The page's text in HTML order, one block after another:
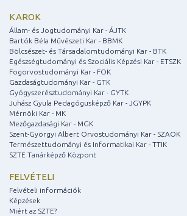
KAROK
Állam- és Jogtudományi Kar - ÁJTK
Bartók Béla Művészeti Kar - BBMK
Bölcsészet- és Társadalomtudományi Kar - BTK
Egészségtudományi és Szociális Képzési Kar - ETSZK
Fogorvostudományi Kar - FOK
Gazdaságtudományi Kar - GTK
Gyógyszerésztudományi Kar - GYTK
Juhász Gyula Pedagógusképző Kar - JGYPK
Mérnöki Kar - MK
Mezőgazdasági Kar - MGK
Szent-Györgyi Albert Orvostudományi Kar - SZAOK
Természettudományi és Informatikai Kar - TTIK
SZTE Tanárképző Központ
FELVÉTELI
Felvételi információk
Képzések
Miért az SZTE?